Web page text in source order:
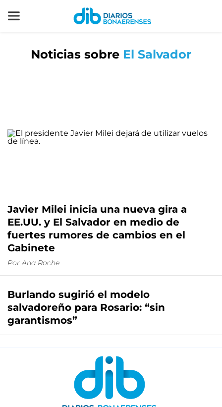
Noticias sobre El Salvador
Javier Milei inicia una nueva gira a
EE.UU. y El Salvador en medio de
fuertes rumores de cambios en el
Gabinete
Por Ana Roche
Burlando sugirió el modelo
salvadoreño para Rosario: “sin
garantismos”